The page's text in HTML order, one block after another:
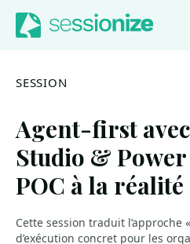
Jump to navigation
Jump to content
SESSION
Agent-first
Studio &
POC à la réalité
Cette session traduit l’approche
d’exécution concret pour les